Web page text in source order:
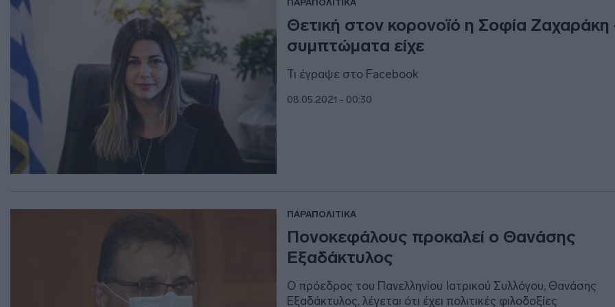
ΠΑΡΑΠΟΛΙΤΙΚΑ
Θετική στον κορονοϊό η Σοφία Ζαχαράκη
συμπτώματα είχε
Τι έγραψε στο Facebook
08.05.2021 - 00:30
ΠΑΡΑΠΟΛΙΤΙΚΑ
Πονοκεφάλους προκαλεί ο Θανάσης
Εξαδάκτυλος
Ο πρόεδρος του Πανελληνίου Ιατρικού Συλλόγου, Θανάσης
Εξαδάκτυλος, λέγεται ότι έχει πολιτικές φιλοδοξίες